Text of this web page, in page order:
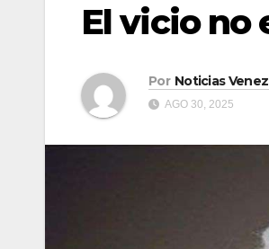
El vicio no
Por Noticias
AGO 30, 2025